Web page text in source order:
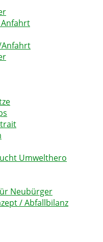
Umwelthero
Neubürger
/ Abfallbilanz